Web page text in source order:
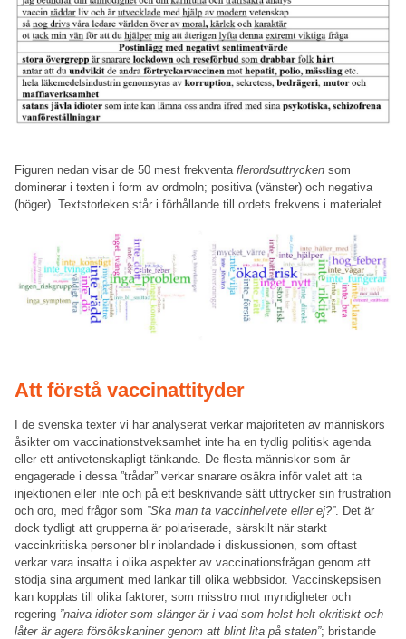
Figuren nedan visar de 50 mest frekventa flerordsuttrycken som
dominerar i texten i form av ordmoln; positiva (vänster) och negativa
(höger). Textstorleken står i förhållande till ordets frekvens i materialet.
Att förstå vaccinattityder
I de svenska texter vi har analyserat verkar majoriteten av människors
åsikter om vaccinationstveksamhet inte ha en tydlig politisk agenda
eller ett antivetenskapligt tänkande. De flesta människor som är
engagerade i dessa ”trådar” verkar snarare osäkra inför valet att ta
injektionen eller inte och på ett beskrivande sätt uttrycker sin frustration
och oro, med frågor som ”Ska man ta vaccinhelvete eller ej?”. Det är
dock tydligt att grupperna är polariserade, särskilt när starkt
vaccinkritiska personer blir inblandade i diskussionen, som oftast
verkar vara insatta i olika aspekter av vaccinationsfrågan genom att
stödja sina argument med länkar till olika webbsidor. Vaccinskepsisen
kan kopplas till olika faktorer, som misstro mot myndigheter och
regering ”naiva idioter som slänger är i vad som helst helt okritiskt och
låter är agera försökskaniner genom att blint lita på staten”; bristande